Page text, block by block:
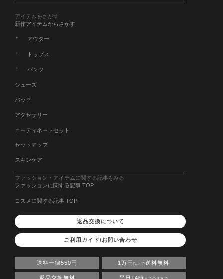
アイテムをさがす
新作アイテムからさがす
アウター
トップス
パンツ
シューズ
バッグ
アクセサリー
コーディネートセット
セットアップ
スキンケア
ファッション・アイテムに関する記事をみる
ファッションに関する記事 TOP
コスメに関する記事 TOP
返品交換について
ご利用ガイド/お問い合わせ
送料一律550円 1万円 以上で送料無料
返品交換無料 平日14時 までの注文で